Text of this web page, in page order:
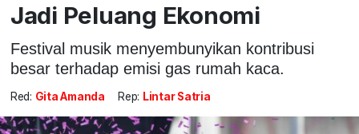
Jadi Peluang Ekonomi
Festival musik menyembunyikan kontribusi
besar terhadap emisi gas rumah kaca.
Red: Gita Amanda Rep: Lintar Satria